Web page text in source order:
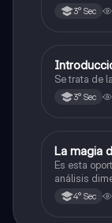
3° Sec
Biología
Se trata de
3° Sec
Física
La magia
Es esta
análisis
de las
4° Sec